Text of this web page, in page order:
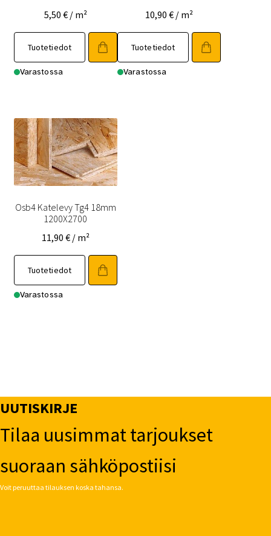
5,50 € / m²
Tuotetiedot
Varastossa
10,90€ / m²
Tuotetiedot
Varastossa
Osb4 Katelevy Tg4 18mm
1200X2700
11,90 € / m²
Tuotetiedot
Varastossa
UUTISKIRJE
Tilaa uusimmat tarjoukset
suoraan sähköpostiisi
Voit peruuttaa tilauksen koska tahansa.